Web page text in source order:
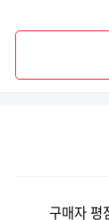
구매자 평